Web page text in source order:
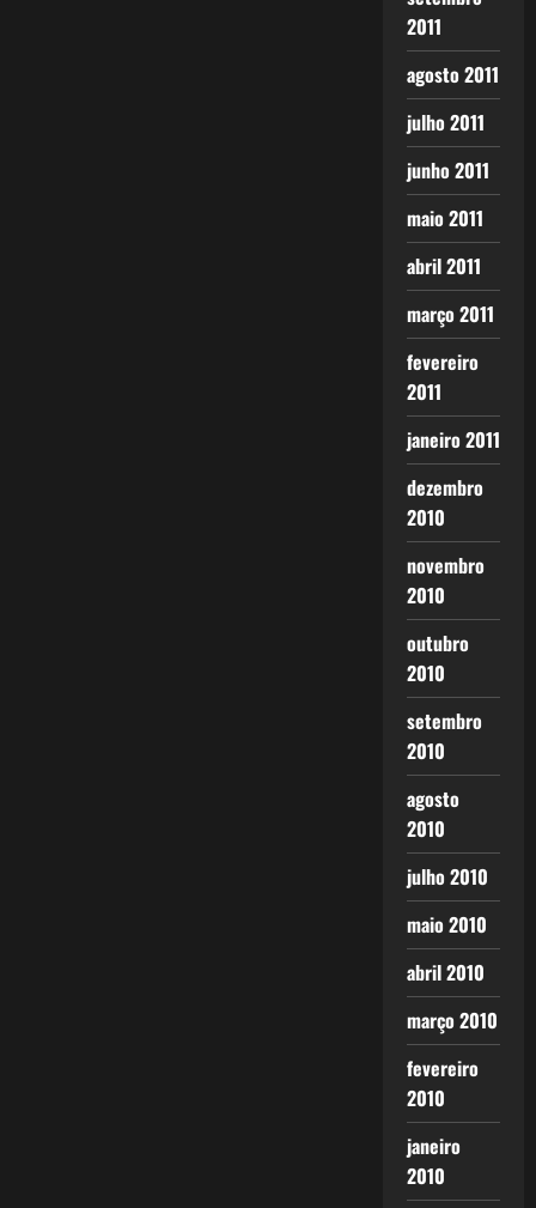
2011
agosto 2011
julho 2011
junho 2011
maio 2011
abril 2011
março 2011
fevereiro
2011
janeiro 2011
dezembro
2010
novembro
2010
outubro
2010
setembro
2010
agosto
2010
julho 2010
maio 2010
abril 2010
março 2010
fevereiro
2010
janeiro
2010